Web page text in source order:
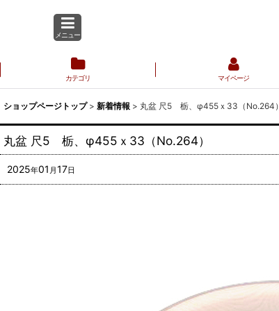
メニュー
カテゴリ マイページ
ショップページトップ > 新着情報 > 丸盆 尺5 栃、φ455ｘ33（No.264）
丸盆 尺5 栃、φ455ｘ33（No.264）
2025年01 月17日